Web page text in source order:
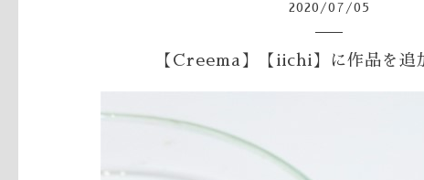
2020 /07 /05
【Creema】【iichi】に作品を追